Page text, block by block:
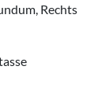
Rechts